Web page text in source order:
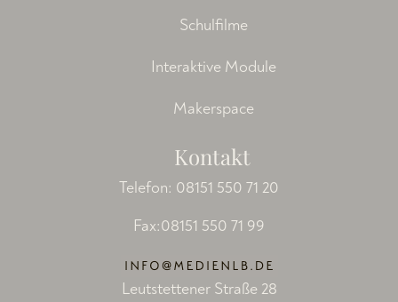
Schulfilme
Interaktive Module
Makerspace
Kontakt
Telefon: 08151 550 71 20
Fax:08151 550 71 99
Leutstettener Straße 28